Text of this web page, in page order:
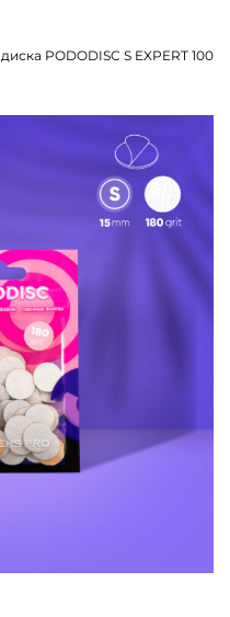
PODODISC S EXPERT 100